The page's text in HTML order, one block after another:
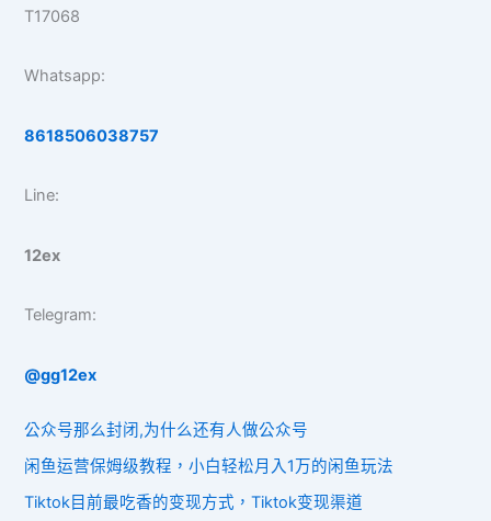
T17068
Whatsapp:
8618506038757
Line:
12ex
Telegram:
@gg12ex
公众号那么封闭,为什么还有人做公众号
闲鱼运营保姆级教程，小白轻松月入1万的闲鱼玩法
Tiktok目前最吃香的变现方式，Tiktok变现渠道